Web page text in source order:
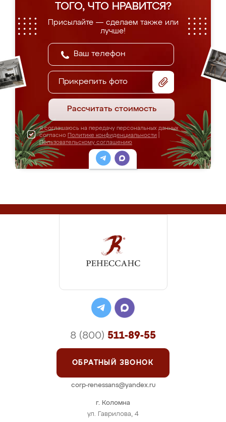
ТОГО, ЧТО НРАВИТСЯ?
Присылайте — сделаем также или
лучше!
Прикрепить фото
Рассчитать стоимость
Я соглашаюсь на передачу персональных данных
согласно Политике конфиденциальности
Пользовательскому соглашению
г. Коломна
ул. Гаврилова, 4
8 (800) 511-89-55
ОБРАТНЫЙ ЗВОНОК
corp-renessans@yandex.ru